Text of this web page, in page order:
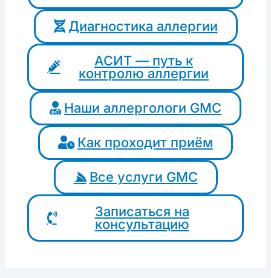
Диагностика аллергии
АСИТ — путь к
контролю аллергии
Наши аллергологи GMC
Как проходит приём
Все услуги GMC
Записаться на
консультацию